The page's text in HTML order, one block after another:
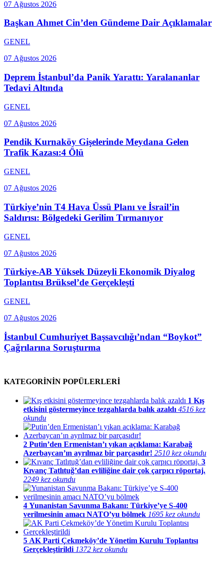
07 Ağustos 2026
Başkan Ahmet Cin’den Gündeme Dair Açıklamalar
GENEL
07 Ağustos 2026
Deprem İstanbul’da Panik Yarattı: Yaralananlar
Tedavi Altında
GENEL
07 Ağustos 2026
Pendik Kurnaköy Gişelerinde Meydana Gelen
Trafik Kazası:4 Ölü
GENEL
07 Ağustos 2026
Türkiye’nin T4 Hava Üssü Planı ve İsrail’in
Saldırısı: Bölgedeki Gerilim Tırmanıyor
GENEL
07 Ağustos 2026
Türkiye-AB Yüksek Düzeyli Ekonomik Diyalog
Toplantısı Brüksel’de Gerçekleşti
GENEL
07 Ağustos 2026
İstanbul Cumhuriyet Başsavcılığı’ndan “Boykot”
Çağrılarına Soruşturma
KATEGORİNİN POPÜLERLERİ
1 Kış
etkisini göstermeyince tezgahlarda balık azaldı 4516 kez
okundu
2 Putin’den Ermenistan’ı yıkan açıklama: Karabağ
Azerbaycan’ın ayrılmaz bir parçasıdır! 2510 kez okundu
3
Kıvanç Tatlıtuğ’dan evliliğine dair çok çarpıcı röportaj.
2249 kez okundu
4 Yunanistan Savunma Bakanı: Türkiye’ye S-400
verilmesinin amacı NATO’yu bölmek 1695 kez okundu
5 AK Parti Çekmeköy’de Yönetim Kurulu Toplantısı
Gerçekleştirildi 1372 kez okundu